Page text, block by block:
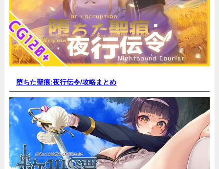
堕ちた聖痕:夜行伝令/攻略まとめ